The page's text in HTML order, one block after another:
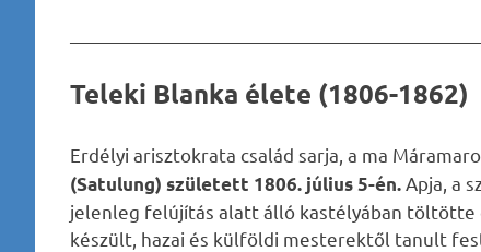
Teleki Blanka élete (1806-1862)
Erdélyi arisztokrata család sarja, a ma
(Satulung) született 1806. július 5-én.Apja, a
jelenleg felújítás alatt álló kastélyában töltötte
készült, hazai és külföldi mesterektől tanult